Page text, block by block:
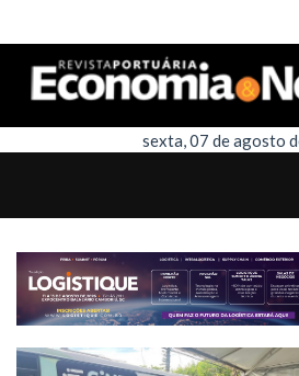
sexta, 07 de agosto